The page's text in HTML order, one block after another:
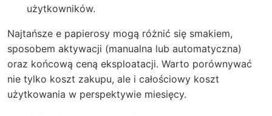
użytkowników.
Najtańsze e papierosy mogą różnić się smakiem,
sposobem aktywacji (manualna lub automatyczna)
oraz końcową ceną eksploatacji. Warto porównywać
nie tylko koszt zakupu, ale i całościowy koszt
użytkowania w perspektywie miesięcy.